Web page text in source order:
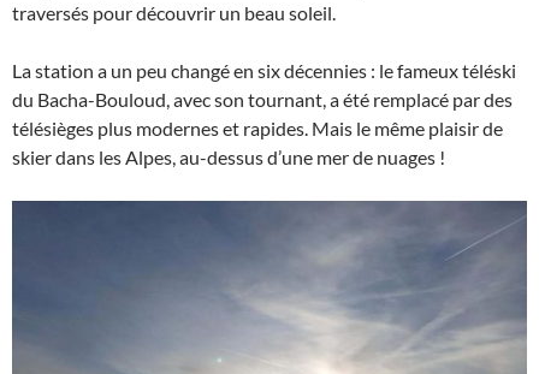
traversés pour découvrir un beau soleil.
La station a un peu changé en six décennies : le fameux téléski
du Bacha-Bouloud, avec son tournant, a été remplacé par des
télésièges plus modernes et rapides. Mais le même plaisir de
skier dans les Alpes, au-dessus d’une mer de nuages !